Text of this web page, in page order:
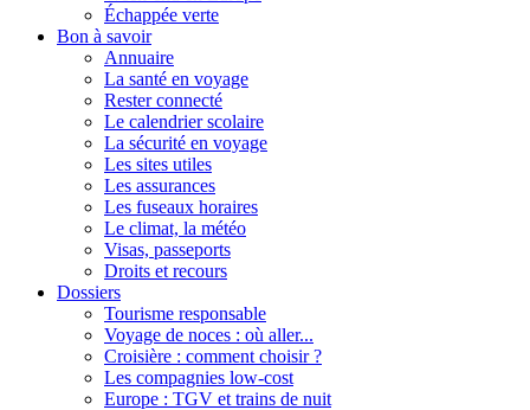
Échappée verte
Bon à savoir
Annuaire
La santé en voyage
Rester connecté
Le calendrier scolaire
La sécurité en voyage
Les sites utiles
Les assurances
Les fuseaux horaires
Le climat, la météo
Visas, passeports
Droits et recours
Dossiers
Tourisme responsable
Voyage de noces : où aller...
Croisière : comment choisir ?
Les compagnies low-cost
Europe : TGV et trains de nuit